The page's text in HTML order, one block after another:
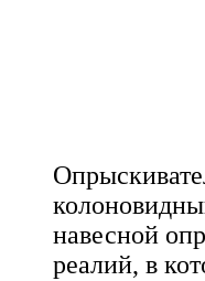
навесной
реалий, в